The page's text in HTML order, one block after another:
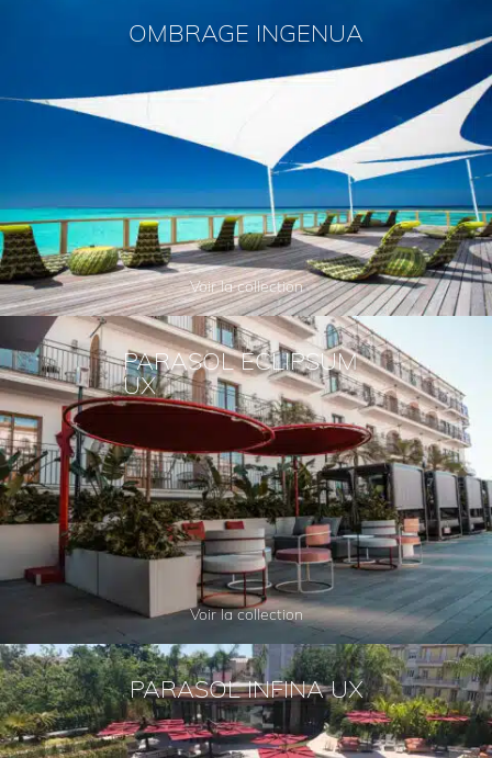
OMBRAGE INGENUA
Voir la collection
PARASOL ECLIPSUM
UX
Voir la collection
PARASOL INFINA UX